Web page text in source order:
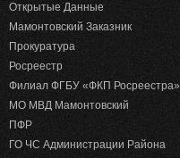
Открытые Данные
Мамонтовский Заказник
Прокуратура
Росреестр
Филиал ФГБУ «ФКП Росреестра»
МО МВД Мамонтовский
ПФР
ГО ЧС Администрации Района